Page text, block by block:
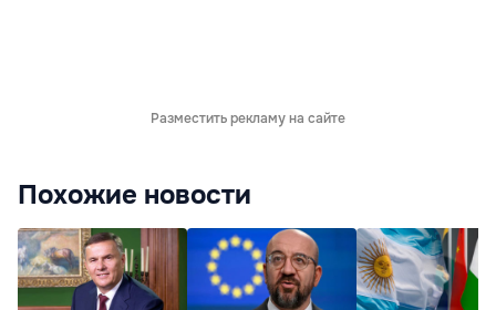
Разместить рекламу на сайте
Похожие новости